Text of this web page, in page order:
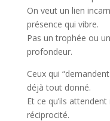
On veut un lien
présence qui vibre.
Pas un trophée ou
profondeur.
Ceux qui
déjà tout donné.
Et ce qu’ils
réciprocité.